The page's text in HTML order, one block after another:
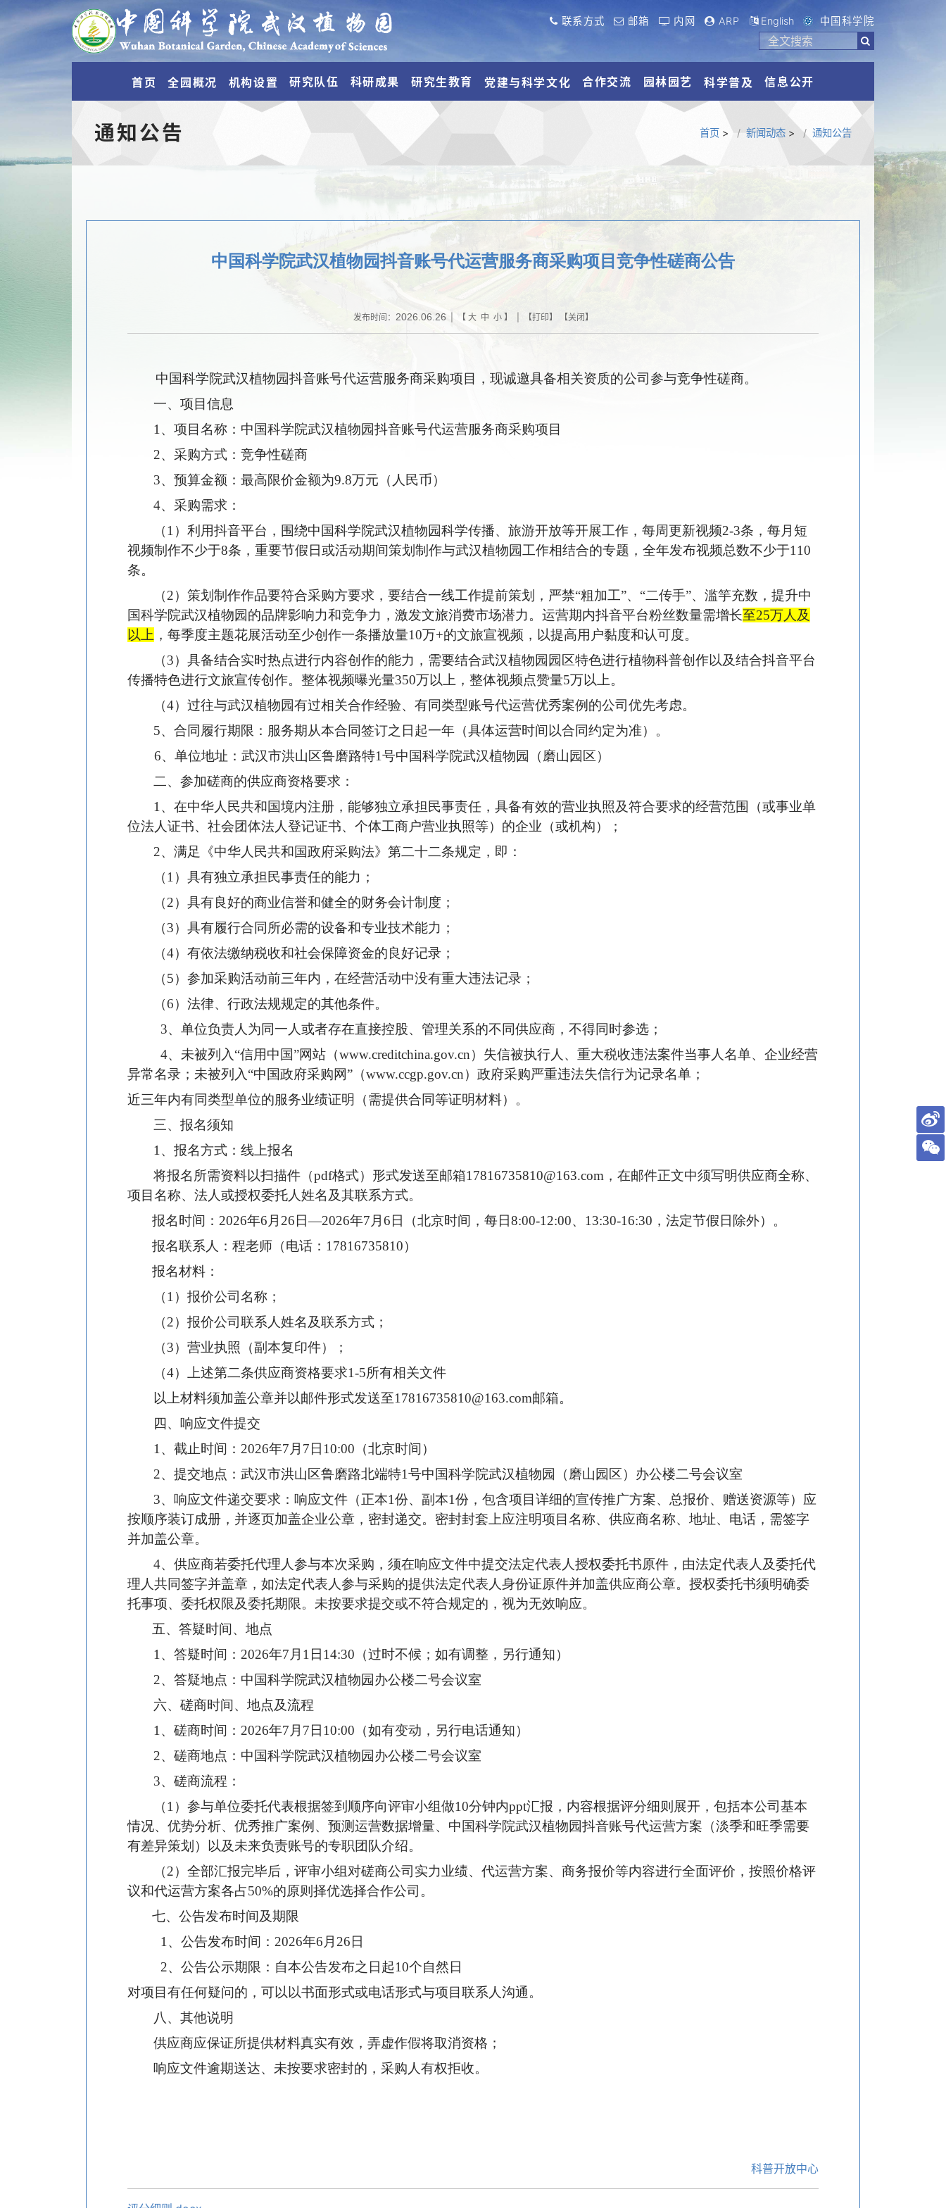
联系方式 邮箱 内网 ARP English 中国科学院
首页 全园概况 机构设置 研究队伍 科研成果 研究生教育 党建与科学文化 合作交流 园林园艺 科学普及 信息公开
通知公告 首页> 新闻动态> 通知公告
中国科学院武汉植物园抖音账号代运营服务商采购项目竞争性磋商公告
发布时间： 2026.06.26| 【 大 中 小】 | 【打印】 【关闭】
中国科学院武汉植物园抖音账号代运营服务商采购项目，现诚邀具备相关资质的公司参与竞争性磋商。
一、项目信息
1 、项目名称：中国科学院武汉植物园抖音账号代运营服务商采购项目
2、采购方式：竞争性磋商
3、预算金额：最高限价金额为9.8万元（人民币）
4、采购需求：
（1）利用抖音平台，围绕中国科学院武汉植物园科学传播、旅游开放等开展工作，每周更新视频2-3条，每月短
视频制作不少于8条，重要节假日或活动期间策划制作与武汉植物园工作相结合的专题，全年发布视频总数不少于110
条。
（2）策划制作作品要符合采购方要求，要结合一线工作提前策划，严禁“粗加工”、“二传手”、滥竽充数，提升中
国科学院武汉植物园的品牌影响力和竞争力，激发文旅消费市场潜力。运营期内抖音平台粉丝数量需增长至25万人及
以上 ，每季度主题花展活动至少创作一条播放量10万+的文旅宣视频，以提高用户黏度和认可度。
（3）具备结合实时热点进行内容创作的能力，需要结合武汉植物园园区特色进行植物科普创作以及结合抖音平台
传播特色进行文旅宣传创作。整体视频曝光量350万以上，整体视频点赞量5万以上。
（4）过往与武汉植物园有过相关合作经验、有同类型账号代运营优秀案例的公司优先考虑。
5、合同履行期限：服务期从本合同签订之日起一年（具体运营时间以合同约定为准）。
6、单位地址：武汉市洪山区鲁磨路特1号中国科学院武汉植物园（磨山园区）
二、参加磋商的供应商资格要求：
1 、在中华人民共和国境内注册，能够独立承担民事责任，具备有效的营业执照及符合要求的经营范围（或事业单
位法人证书、社会团体法人登记证书、个体工商户营业执照等）的企业（或机构）；
2、满足《中华人民共和国政府采购法》第二十二条规定，即：
（1）具有独立承担民事责任的能力；
（2）具有良好的商业信誉和健全的财务会计制度；
（3）具有履行合同所必需的设备和专业技术能力；
（4）有依法缴纳税收和社会保障资金的良好记录；
（5）参加采购活动前三年内，在经营活动中没有重大违法记录；
（6）法律、行政法规规定的其他条件。
3、单位负责人为同一人或者存在直接控股、管理关系的不同供应商，不得同时参选；
4、未被列入“信用中国”网站（www.creditchina.gov.cn）失信被执行人、重大税收违法案件当事人名单、企业经营
异常名录；未被列入“中国政府采购网”（www.ccgp.gov.cn）政府采购严重违法失信行为记录名单；
近三年内有同类型单位的服务业绩证明（需提供合同等证明材料）。
三、报名须知
1 、报名方式：线上报名
将报名所需资料以扫描件（pdf格式）形式发送至邮箱17816735810@163.com，在邮件正文中须写明供应商全称、
项目名称、法人或授权委托人姓名及其联系方式。
报名时间：2026年6月26日—2026年7月6日（北京时间，每日8:00-12:00、13:30-16:30，法定节假日除外）。
报名联系人：程老师（电话：17816735810）
报名材料：
（1）报价公司名称；
（2）报价公司联系人姓名及联系方式；
（3）营业执照（副本复印件）；
（4）上述第二条供应商资格要求1-5所有相关文件
以上材料须加盖公章并以邮件形式发送至17816735810@163.com邮箱。
四、响应文件提交
1 、截止时间：2026年7月7日10:00（北京时间）
2、提交地点：武汉市洪山区鲁磨路北端特1号中国科学院武汉植物园（磨山园区）办公楼二号会议室
3、响应文件递交要求：响应文件（正本1份、副本1份，包含项目详细的宣传推广方案、总报价、赠送资源等）应
按顺序装订成册，并逐页加盖企业公章，密封递交。密封封套上应注明项目名称、供应商名称、地址、电话，需签字
并加盖公章。
4、供应商若委托代理人参与本次采购，须在响应文件中提交法定代表人授权委托书原件，由法定代表人及委托代
理人共同签字并盖章，如法定代表人参与采购的提供法定代表人身份证原件并加盖供应商公章。授权委托书须明确委
托事项、委托权限及委托期限。未按要求提交或不符合规定的，视为无效响应。
五、答疑时间、地点
1 、答疑时间：2026年7月1日14:30（过时不候；如有调整，另行通知）
2、答疑地点：中国科学院武汉植物园办公楼二号会议室
六、磋商时间、地点及流程
1 、磋商时间：2026年7月7日10:00（如有变动，另行电话通知）
2、磋商地点：中国科学院武汉植物园办公楼二号会议室
3、磋商流程：
（1）参与单位委托代表根据签到顺序向评审小组做10分钟内ppt汇报，内容根据评分细则展开，包括本公司基本
情况、优势分析、优秀推广案例、预测运营数据增量、中国科学院武汉植物园抖音账号代运营方案（淡季和旺季需要
有差异策划）以及未来负责账号的专职团队介绍。
（2）全部汇报完毕后，评审小组对磋商公司实力业绩、代运营方案、商务报价等内容进行全面评价，按照价格评
议和代运营方案各占50%的原则择优选择合作公司。
七、公告发布时间及期限
1 、公告发布时间：2026年6月26日
2、公告公示期限：自本公告发布之日起10个自然日
对项目有任何疑问的，可以以书面形式或电话形式与项目联系人沟通。
八、其他说明
供应商应保证所提供材料真实有效，弄虚作假将取消资格；
响应文件逾期送达、未按要求密封的，采购人有权拒收。
科普开放中心